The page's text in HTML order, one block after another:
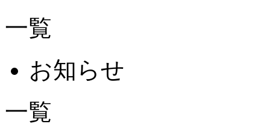
一覧
お知らせ
一覧